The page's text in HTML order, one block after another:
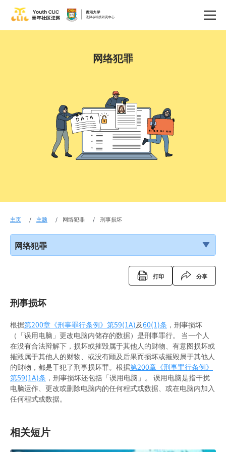
网络犯罪
主页 主题 网络犯罪 刑事损坏
网络犯罪
打印 分享
刑事损坏
根据第200章《刑事罪行条例》 第59(1A)及60(1)条 ，刑事损坏
（「误用电脑」更改电脑内储存的数据）是刑事罪行。 当一个人
在没有合法辩解下，损坏或摧毁属于其他人的财物、有意图损坏或
摧毁属于其他人的财物、或没有顾及后果而损坏或摧毁属于其他人
的财物，都是干犯了刑事损坏罪。根据第200章《刑事罪行条例》
第59(1A)条 ，刑事损坏还包括「误用电脑」。 误用电脑是指干扰
电脑运作、更改或删除电脑内的任何程式或数据、或在电脑内加入
任何程式或数据。
相关短片